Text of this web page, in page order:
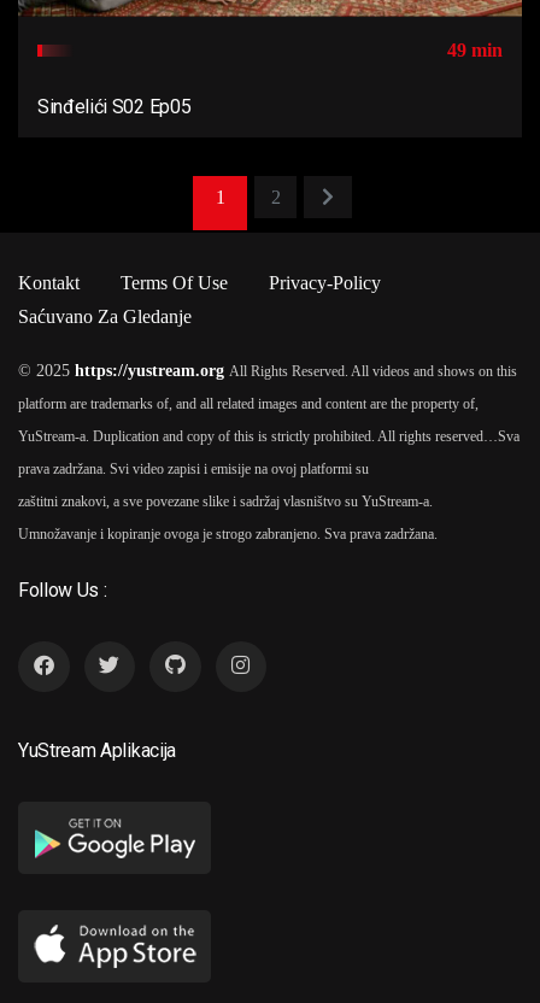
49 min
Sinđelići S02 Ep05
1 2
Kontakt Terms Of Use
Privacy-Policy
Saćuvano Za Gledanje
© 2025 https://yustream.org All Rights Reserved. All videos and shows on this
platform are trademarks of, and all related images and content are the property of,
YuStream-a. Duplication and copy of this is strictly prohibited. All rights reserved… Sva
prava zadržana. Svi video zapisi i emisije na ovoj platformi su
zaštitni znakovi, a sve povezane slike i sadržaj vlasništvo su YuStream-a.
Umnožavanje i kopiranje ovoga je strogo zabranjeno. Sva prava zadržana.
Follow Us :
YuStream Aplikacija